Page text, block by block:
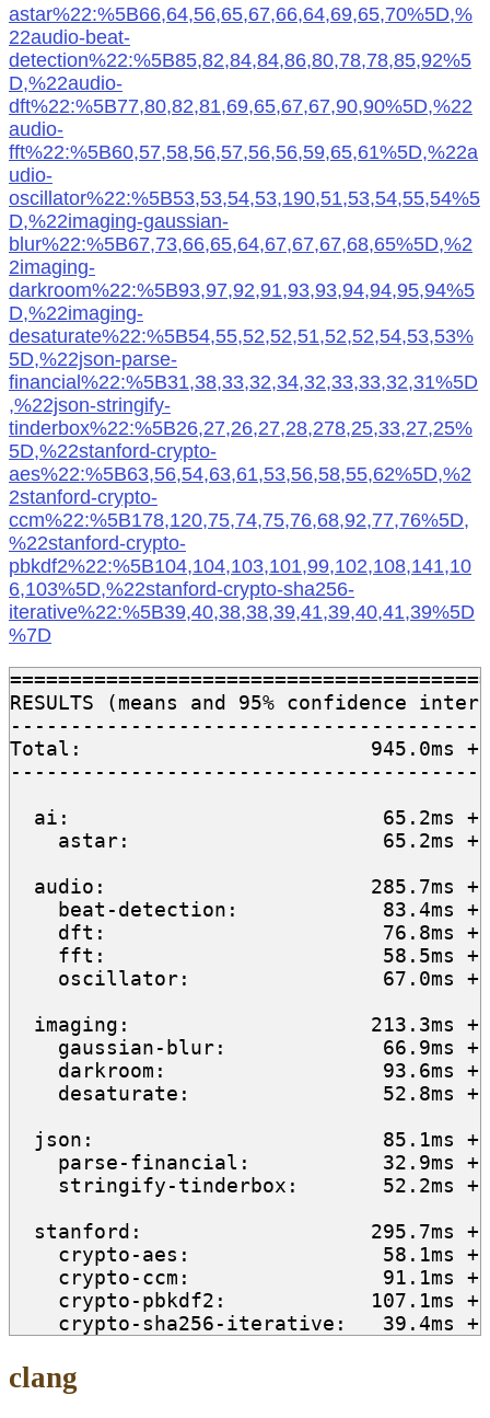
astar%22:%5B66,64,56,65,67,66,64,69,65,70%5D,%
22audio-beat-
detection%22:%5B85,82,84,84,86,80,78,78,85,92%5
D,%22audio-
dft%22:%5B77,80,82,81,69,65,67,67,90,90%5D,%22
audio-
fft%22:%5B60,57,58,56,57,56,56,59,65,61%5D,%22a
udio-
oscillator%22:%5B53,53,54,53,190,51,53,54,55,54%5
D,%22imaging-gaussian-
blur%22:%5B67,73,66,65,64,67,67,67,68,65%5D,%2
2imaging-
darkroom%22:%5B93,97,92,91,93,93,94,94,95,94%5
D,%22imaging-
desaturate%22:%5B54,55,52,52,51,52,52,54,53,53%
5D,%22json-parse-
financial%22:%5B31,38,33,32,34,32,33,33,32,31%5D
,%22json-stringify-
tinderbox%22:%5B26,27,26,27,28,278,25,33,27,25%
5D,%22stanford-crypto-
aes%22:%5B63,56,54,63,61,53,56,58,55,62%5D,%2
2stanford-crypto-
ccm%22:%5B178,120,75,74,75,76,68,92,77,76%5D,
%22stanford-crypto-
pbkdf2%22:%5B104,104,103,101,99,102,108,141,10
6,103%5D,%22stanford-crypto-sha256-
iterative%22:%5B39,40,38,38,39,41,39,40,41,39%5D
%7D
RESULTS (means and 95% confidence
Total:                        945.0ms +/-
ai:                          65.2ms
astar:                     65.2ms
audio:                      285.7ms
beat-detection:            83.4ms
dft:                       76.8ms
fft:                       58.5ms
oscillator:                67.0ms
imaging:                    213.3ms
gaussian-blur:             66.9ms
darkroom:                  93.6ms
desaturate:                52.8ms
json:                        85.1ms
parse-financial:           32.9ms
stringify-tinderbox:       52.2ms
stanford:                   295.7ms
crypto-aes:                58.1ms
crypto-ccm:                91.1ms
crypto-pbkdf2:            107.1ms
clang